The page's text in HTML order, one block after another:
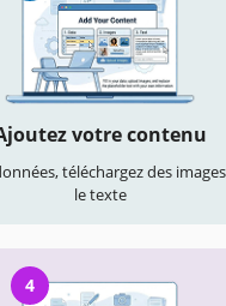
votre contenu
téléchargez des
le texte
4